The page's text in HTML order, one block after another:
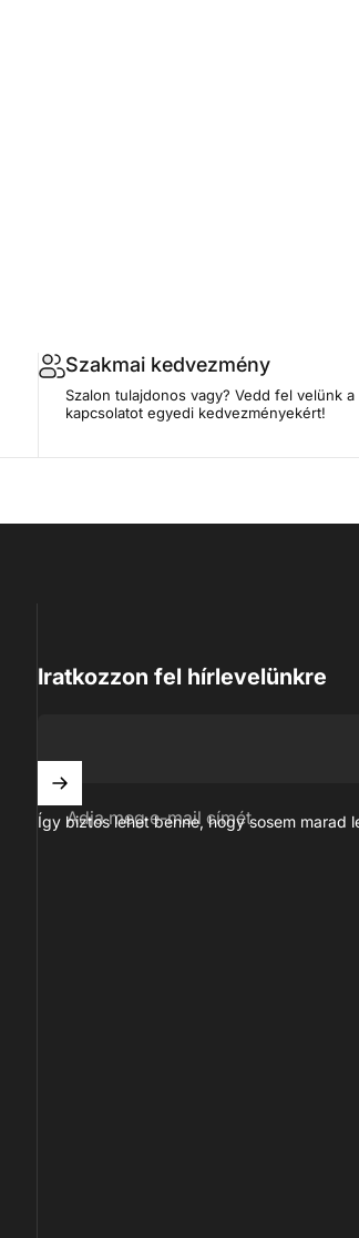
Szakmai kedvezmény
Szalon tulajdonos vagy? Vedd fel velünk a
kapcsolatot egyedi kedvezményekért!
Iratkozzon fel hírlevelünkre
Adja meg e-mail címét
Így biztos lehet benne, hogy sosem marad